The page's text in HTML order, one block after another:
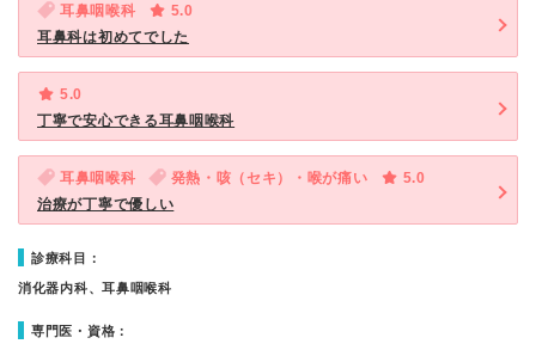
耳鼻咽喉科
5.0
耳鼻科は初めてでした
5.0
丁寧で安心できる耳鼻咽喉科
耳鼻咽喉科 発熱・咳（セキ）・喉が痛い
5.0
治療が丁寧で優しい
診療科目：
消化器内科、耳鼻咽喉科
専門医・資格：